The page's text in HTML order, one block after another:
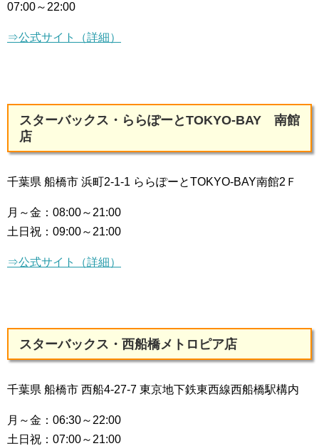
07:00～22:00
⇒公式サイト（詳細）
スターバックス・ららぽーとTOKYO-BAY 南館
店
千葉県 船橋市 浜町2-1-1 ららぽーとTOKYO-BAY南館2Ｆ
月～金： 08:00～21:00
土日祝： 09:00～21:00
⇒公式サイト（詳細）
スターバックス・西船橋メトロピア店
千葉県 船橋市 西船4-27-7 東京地下鉄東西線西船橋駅構内
月～金： 06:30～22:00
土日祝： 07:00～21:00